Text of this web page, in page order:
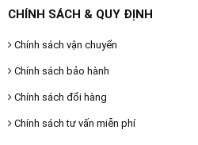
CHÍNH SÁCH & QUY ĐỊNH
Chính sách vận chuyển
Chính sách bảo hành
Chính sách đổi hàng
Chính sách tư vấn miễn phí